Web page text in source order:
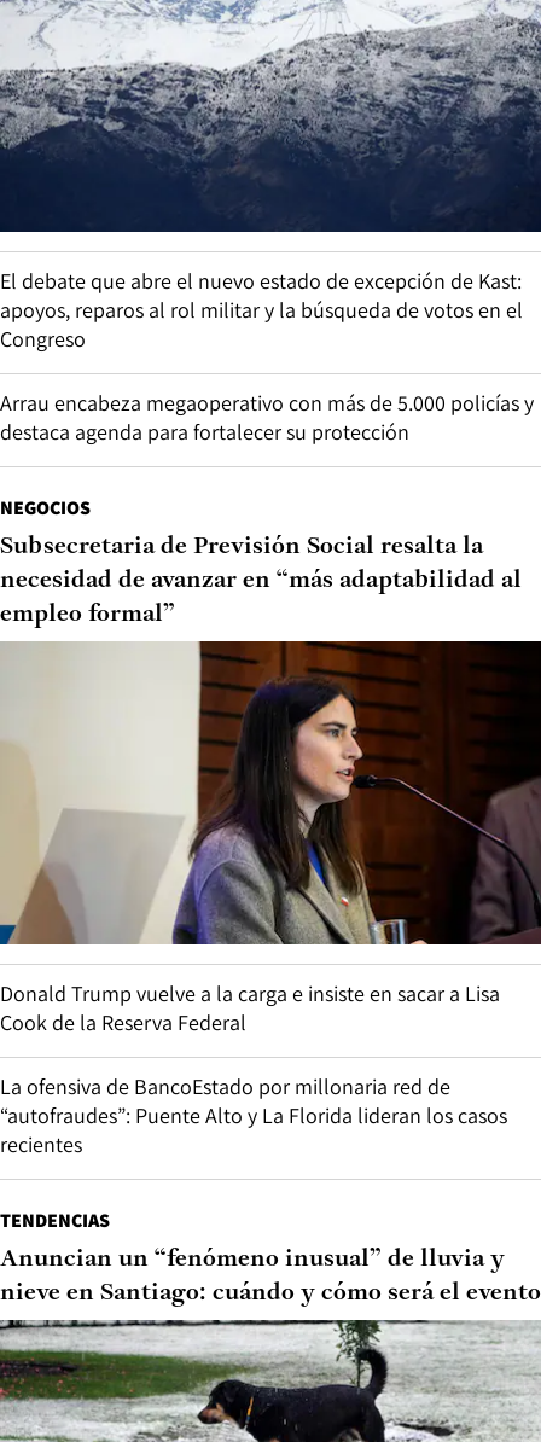
El debate que abre el nuevo estado de excepción de Kast:
apoyos, reparos al rol militar y la búsqueda de votos en el
Congreso
Arrau encabeza megaoperativo con más de 5.000 policías y
destaca agenda para fortalecer su protección
NEGOCIOS
Subsecretaria de Previsión Social resalta la
necesidad de avanzar en “más adaptabilidad al
empleo formal”
Donald Trump vuelve a la carga e insiste en sacar a Lisa
Cook de la Reserva Federal
La ofensiva de BancoEstado por millonaria red de
“autofraudes”: Puente Alto y La Florida lideran los casos
recientes
TENDENCIAS
Anuncian un “fenómeno inusual” de lluvia y
nieve en Santiago: cuándo y cómo será el evento